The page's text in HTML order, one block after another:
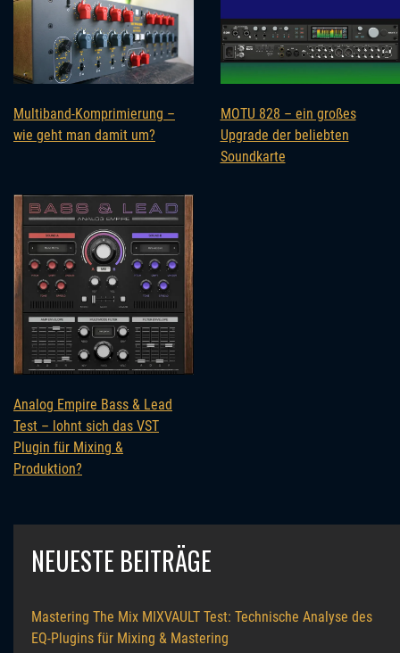
Multiband-Komprimierung –
wie geht man damit um?
MOTU 828 – ein großes
Upgrade der beliebten
Soundkarte
Analog Empire Bass & Lead
Test – lohnt sich das VST
Plugin für Mixing &
Produktion?
NEUESTE BEITRÄGE
Mastering The Mix MIXVAULT Test: Technische Analyse des
EQ-Plugins für Mixing & Mastering